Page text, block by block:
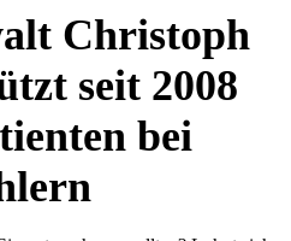
Christoph
seit 2008
bei